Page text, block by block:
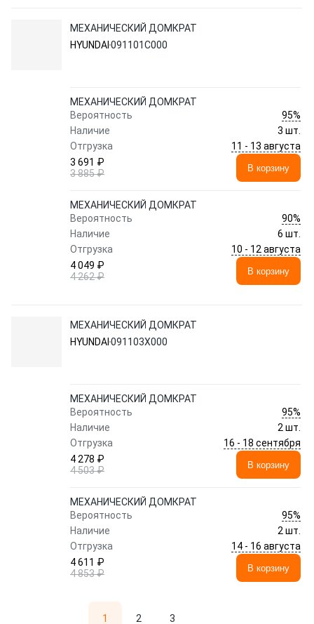
МЕХАНИЧЕСКИЙ ДОМКРАТ
HYUNDAI 091101C000
МЕХАНИЧЕСКИЙ ДОМКРАТ
Вероятность
95%
Наличие
3 шт.
Отгрузка
11 - 13 августа
3 691 ₽
3 885 ₽
В корзину
МЕХАНИЧЕСКИЙ ДОМКРАТ
Вероятность
90%
Наличие
6 шт.
Отгрузка
10 - 12 августа
4 049 ₽
4 262 ₽
В корзину
МЕХАНИЧЕСКИЙ ДОМКРАТ
HYUNDAI 091103X000
МЕХАНИЧЕСКИЙ ДОМКРАТ
Вероятность
95%
Наличие
2 шт.
Отгрузка
16 - 18 сентября
4 278 ₽
4 503 ₽
В корзину
МЕХАНИЧЕСКИЙ ДОМКРАТ
Вероятность
95%
Наличие
2 шт.
Отгрузка
14 - 16 августа
4 611 ₽
4 853 ₽
В корзину
1 2 3